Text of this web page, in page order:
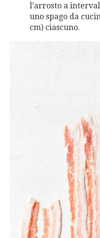
l’arrosto a
uno spago da
cm) ciascuno.